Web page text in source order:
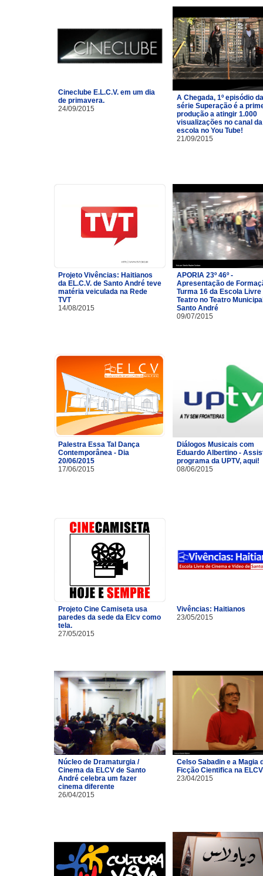
Cineclube E.L.C.V. em um dia
de primavera.
24/09/2015
A Chegada, 1º episódio
série Superação é a
produção a atingir 1.000
visualizações no canal da
escola no You Tube!
21/09/2015
Projeto Vivências: Haitianos
da EL.C.V. de Santo André teve
matéria veiculada na Rede
TVT
14/08/2015
APORIA 23º 46º -
Apresentação de
Turma 16 da Escola Livre
Teatro no Teatro
Santo André
09/07/2015
Palestra Essa Tal Dança
Contemporânea - Dia
20/06/2015
17/06/2015
Diálogos Musicais com
Eduardo Albertino -
programa da UPTV, aqui!
08/06/2015
Projeto Cine Camiseta usa
paredes da sede da Elcv como
tela.
27/05/2015
Vivências: Haitianos
23/05/2015
Núcleo de Dramaturgia /
Cinema da ELCV de Santo
André celebra um fazer
cinema diferente
26/04/2015
Celso Sabadin e a Magia
Ficção Cientifica na ELCV
23/04/2015